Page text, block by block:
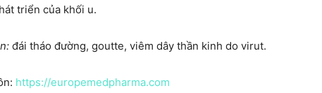
triển của khối u.
đái tháo đường, goutte, viêm dây thần kinh do virut.
https://europemedpharma.com